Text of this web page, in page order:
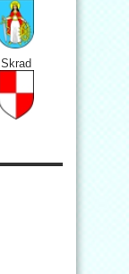
Skrad